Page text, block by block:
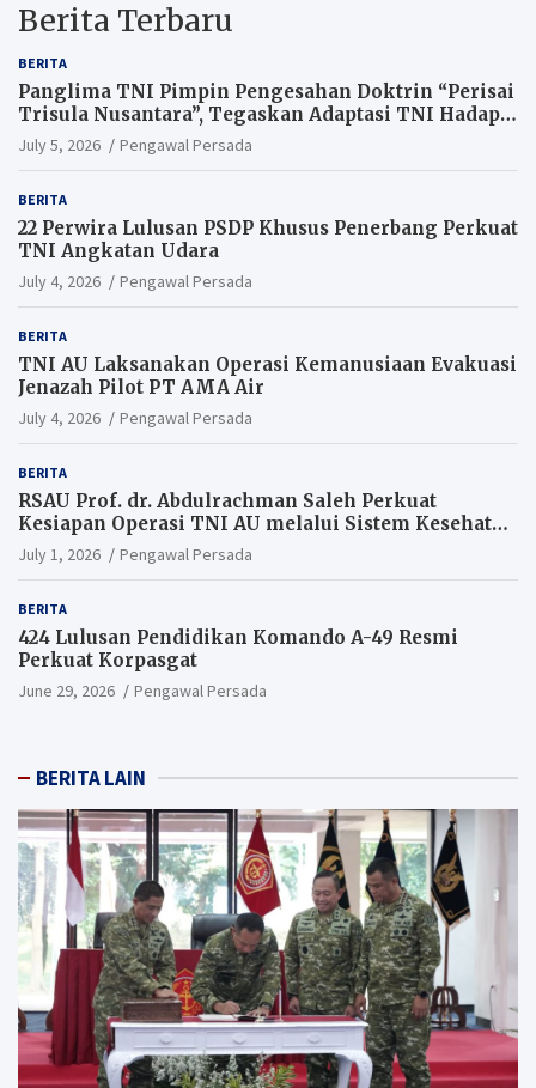
Berita Terbaru
BERITA
Panglima TNI Pimpin Pengesahan Doktrin “Perisai
Trisula Nusantara”, Tegaskan Adaptasi TNI Hadapi
Perang Modern
July 5, 2026 Pengawal Persada
BERITA
22 Perwira Lulusan PSDP Khusus Penerbang Perkuat
TNI Angkatan Udara
July 4, 2026 Pengawal Persada
BERITA
TNI AU Laksanakan Operasi Kemanusiaan Evakuasi
Jenazah Pilot PT AMA Air
July 4, 2026 Pengawal Persada
BERITA
RSAU Prof. dr. Abdulrachman Saleh Perkuat
Kesiapan Operasi TNI AU melalui Sistem Kesehatan
Andal
July 1, 2026 Pengawal Persada
BERITA
424 Lulusan Pendidikan Komando A-49 Resmi
Perkuat Korpasgat
June 29, 2026 Pengawal Persada
BERITA LAIN